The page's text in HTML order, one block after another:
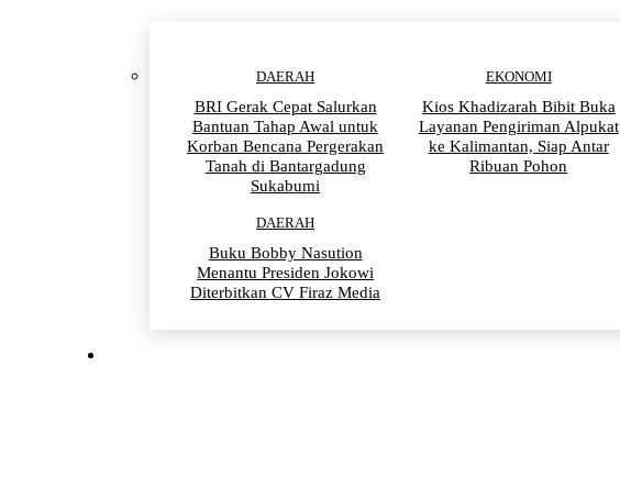
DAERAH
BRI Gerak Cepat Salurkan
Bantuan Tahap Awal untuk
Korban Bencana Pergerakan
Tanah di Bantargadung
Sukabumi
EKONOMI
Kios Khadizarah Bibit Buka
Layanan Pengiriman Alpukat
ke Kalimantan, Siap Antar
Ribuan Pohon
DAERAH
Buku Bobby Nasution
Menantu Presiden Jokowi
Diterbitkan CV Firaz Media